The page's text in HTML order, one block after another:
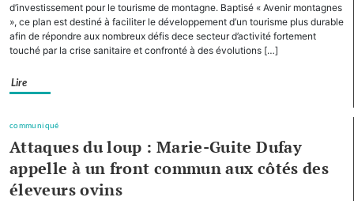
autres
Régions,
la
plan
d’investissement
d’investissement pour le tourisme de montagne. Baptisé « Avenir montagnes
», ce plan est destiné à faciliter le développement d’un tourisme plus durable
afin de répondre aux nombreux défis dece secteur d’activité fortement
touché par la crise sanitaire et confronté à des évolutions […]
Lire
communiqué
Attaques du loup : Marie-Guite Dufay
appelle à un front commun aux côtés des
éleveurs ovins